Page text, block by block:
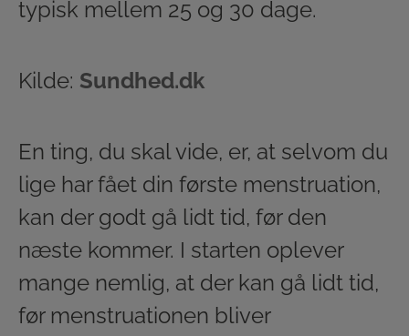
typisk mellem 25 og 30 dage.
Kilde: Sundhed.dk
En ting, du skal vide, er, at selvom du
lige har fået din første menstruation,
kan der godt gå lidt tid, før den
næste kommer. I starten oplever
mange nemlig, at der kan gå lidt tid,
før menstruationen bliver